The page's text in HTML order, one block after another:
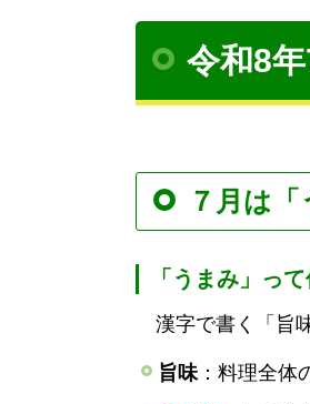
令和8
７月は
「うまみ」って
漢字で書く「旨
旨味：料理全体